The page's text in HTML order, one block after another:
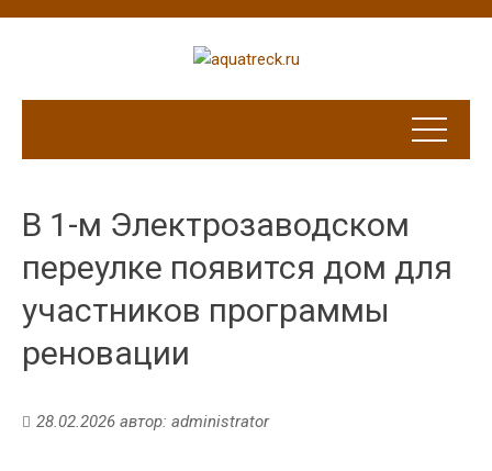
В 1-м Электрозаводском
переулке появится дом для
участников программы
реновации
28.02.2026 автор: administrator